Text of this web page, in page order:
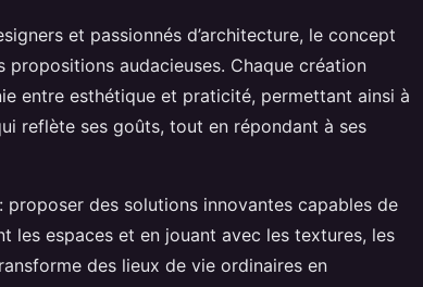
et passionnés d’architecture, le concept
audacieuses. Chaque création
entre esthétique et praticité, permettant ainsi à
reflète ses goûts, tout en répondant à ses
proposer des solutions innovantes capables de
les espaces et en jouant avec les textures, les
des lieux de vie ordinaires en